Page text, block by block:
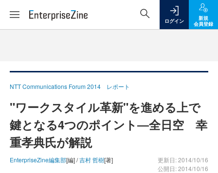
ログイン
新規
会員登録
NTT Communications Forum 2014 レポート
"ワークスタイル革新"を進める上で
鍵となる4つのポイント―全日空 幸
重孝典氏が解説
EnterpriseZine編集部[編] /吉村 哲樹[著]
更新日: 2014/10/16
公開日: 2014/10/16